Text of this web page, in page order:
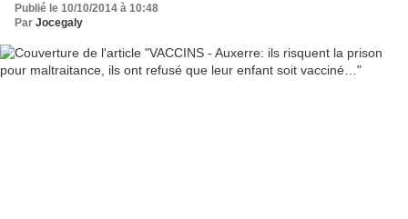
Publié le 10/10/2014 à 10:48
Par Jocegaly